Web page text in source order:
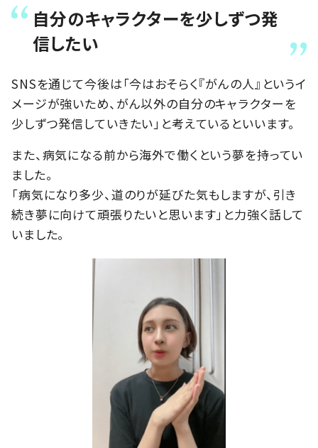
自分のキャラクターを少しずつ発
信したい
SNSを通じて今後は「今はおそらく『がんの人』というイ
メージが強いため、がん以外の自分のキャラクターを
少しずつ発信していきたい」と考えているといいます。
また、病気になる前から海外で働くという夢を持ってい
ました。
「病気になり多少、道のりが延びた気もしますが、引き
続き夢に向けて頑張りたいと思います」と力強く話して
いました。